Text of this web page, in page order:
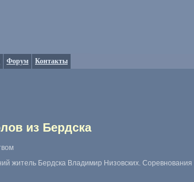
Форум Контакты
из Бердска
житель Бердска Владимир Низовских.